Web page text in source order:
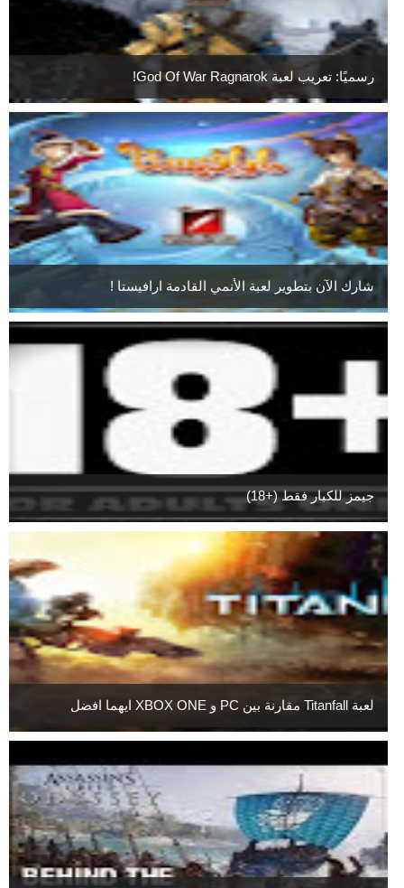
رسميًا: تعريب لعبة God Of War Ragnarok!
شارك الآن بتطوير لعبة الأنمي القادمة ارافيستا !
جيمز للكبار فقط (+18)
لعبة Titanfall مقارنة بين PC و XBOX ONE ايهما افضل